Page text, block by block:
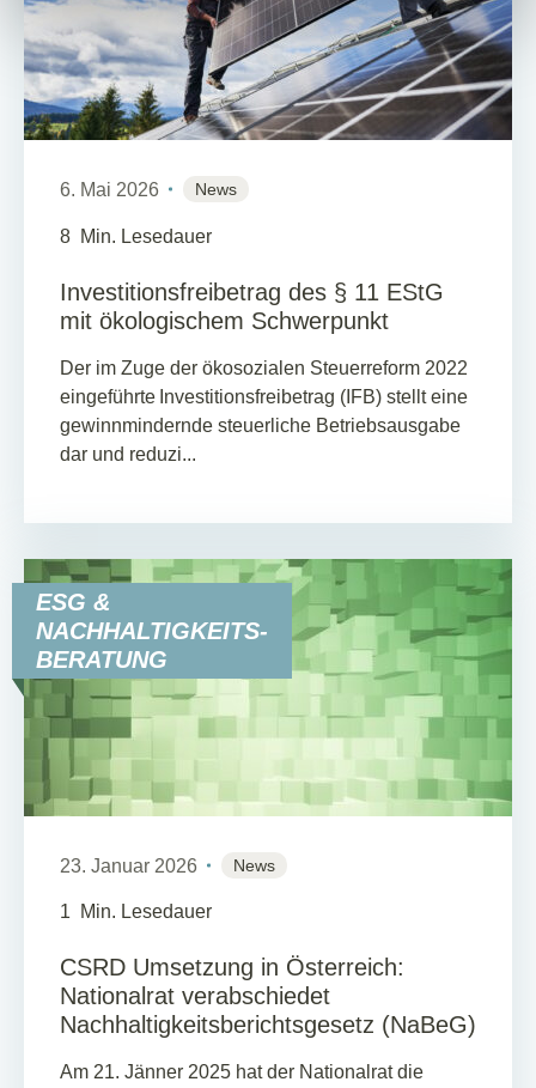
6. Mai 2026 News
8 Min. Lesedauer
Investitionsfreibetrag des § 11 EStG
mit ökologischem Schwerpunkt
Der im Zuge der ökosozialen Steuerreform 2022
eingeführte Investitionsfreibetrag (IFB) stellt eine
gewinnmindernde steuerliche Betriebsausgabe
dar und reduzi...
ESG &
NACHHALTIGKEITS-
BERATUNG
23. Januar 2026 News
1 Min. Lesedauer
CSRD Umsetzung in Österreich:
Nationalrat verabschiedet
Nachhaltigkeitsberichtsgesetz (NaBeG)
Am 21. Jänner 2025 hat der Nationalrat die